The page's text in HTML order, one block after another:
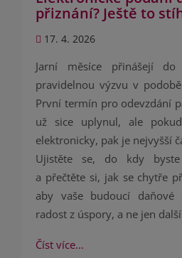
přiznání? Ještě to
17. 4. 2026
Jarní měsíce přinášejí do
pravidelnou výzvu v
První termín pro odevzdání
už sice uplynul, ale
elektronicky, pak je nejvyšší
Ujistěte se, do kdy
a přečtěte si, jak se chytře
aby vaše budoucí daňové
radost z úspory, a ne jen
Číst více...